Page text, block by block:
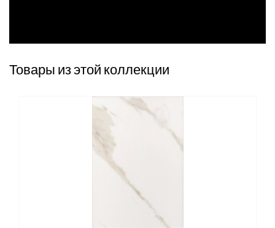
Товары из этой коллекции